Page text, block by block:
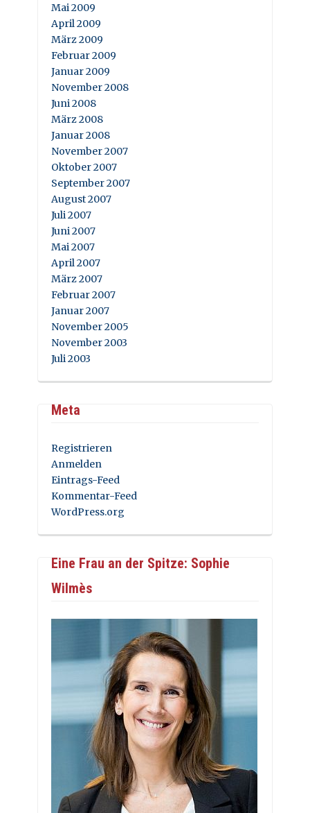
Mai 2009
April 2009
März 2009
Februar 2009
Januar 2009
November 2008
Juni 2008
März 2008
Januar 2008
November 2007
Oktober 2007
September 2007
August 2007
Juli 2007
Juni 2007
Mai 2007
April 2007
März 2007
Februar 2007
Januar 2007
November 2005
November 2003
Juli 2003
Meta
Registrieren
Anmelden
Eintrags-Feed
Kommentar-Feed
WordPress.org
Eine Frau an der Spitze: Sophie
Wilmès